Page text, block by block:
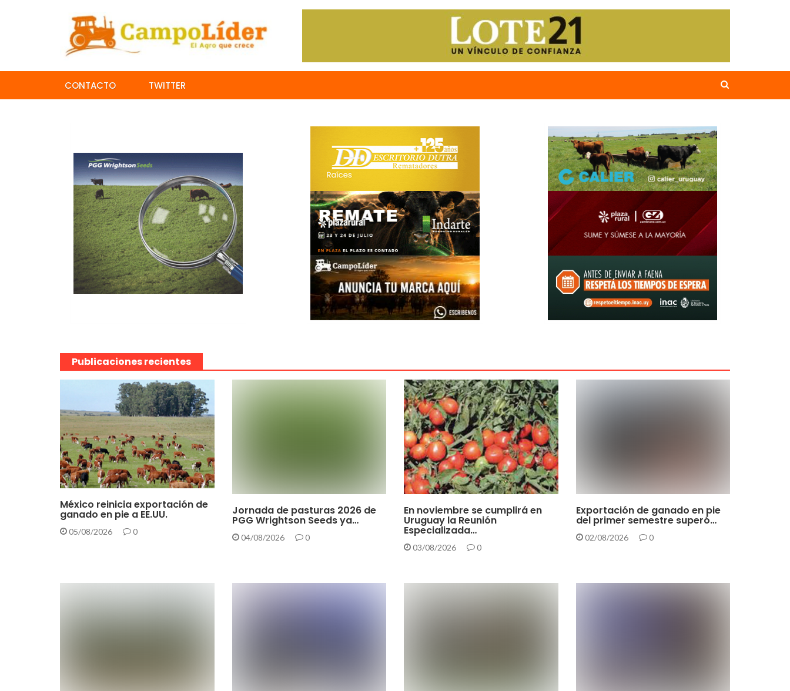
CONTACTO TWITTER
Publicaciones recientes
México reinicia exportación de
ganado en pie a EE.UU.
05/08/2026 0
Jornada de pasturas 2026 de
PGG Wrightson Seeds ya…
04/08/2026 0
En noviembre se cumplirá en
Uruguay la Reunión
Especializada…
03/08/2026 0
Exportación de ganado en pie
del primer semestre superó…
02/08/2026 0